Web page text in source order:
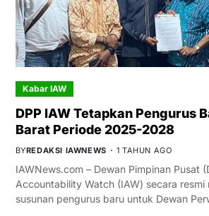
Kabar IAW
DPP IAW Tetapkan Pengurus
Barat Periode 2025-2028
BYREDAKSI IAWNEWS 1 TAHUN AGO
IAWNews.com – Dewan Pimpinan Pusat
Accountability Watch (IAW) secara resmi
susunan pengurus baru untuk Dewan